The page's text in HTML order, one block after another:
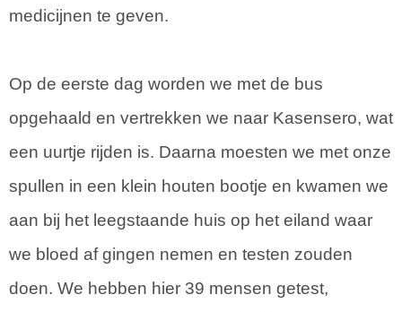
medicijnen te geven.
Op de eerste dag worden we met de bus
opgehaald en vertrekken we naar Kasensero, wat
een uurtje rijden is. Daarna moesten we met onze
spullen in een klein houten bootje en kwamen we
aan bij het leegstaande huis op het eiland waar
we bloed af gingen nemen en testen zouden
doen. We hebben hier 39 mensen getest,